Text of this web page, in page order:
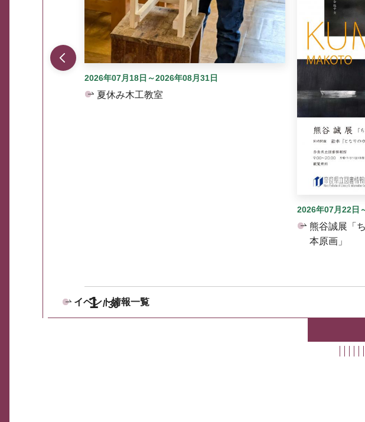
1 30
2026年07月18日～2026年08月31日
夏休み木工教室
2026年07月22日
熊谷誠展「
本原画」
イベント情報一覧